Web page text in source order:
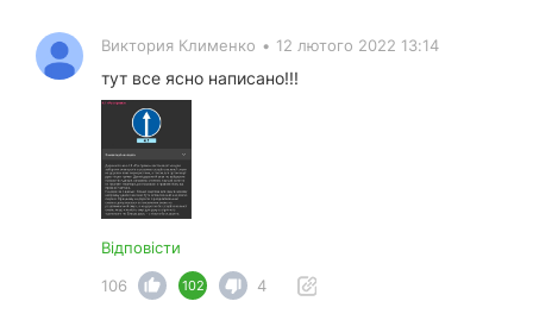
Виктория Клименко • 12 лютого 2022 13:14
тут все ясно написано!!!
Відповісти
106
102 4